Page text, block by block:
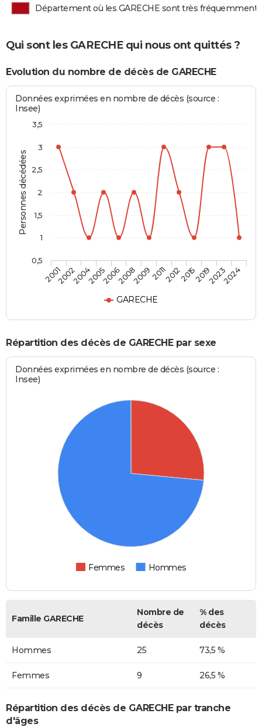
Département où les GARECHE sont très fréquemment
Qui sont les GARECHE qui nous ont quittés ?
Evolution du nombre de décès de GARECHE
Personnes décédées
Données exprimées en nombre de décès (source :
Insee)
GARECHE
2001200220042005200620082009201120122015201920232024
0,5
1
1,5
2
2,5
3
3,5
Répartition des décès de GARECHE par sexe
Données exprimées en nombre de décès (source :
Insee)
Femmes Hommes
Famille GARECHE
Nombre de
décès
% des
décès
Hommes 25 73,5 %
Femmes 9 26,5 %
Répartition des décès de GARECHE par tranche
d'âges